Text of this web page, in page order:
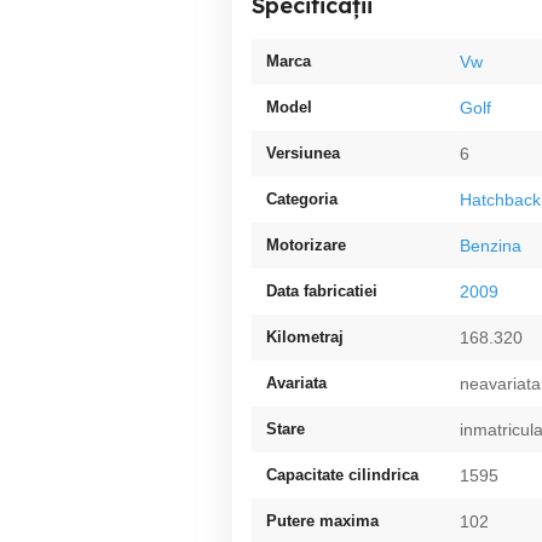
Marca Vw
Model Golf
Versiunea 6
Categoria Hatchback
Motorizare Benzina
Data fabricatiei 2009
Kilometraj 168.320
Avariata neavariata
Stare
Capacitate cilindrica 1595
Putere maxima 102